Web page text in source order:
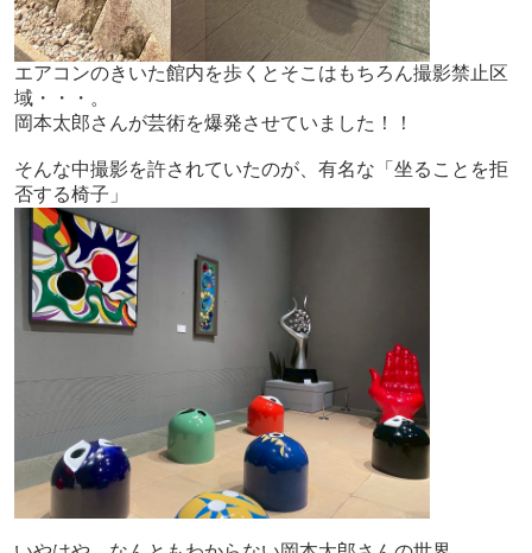
エアコンのきいた館内を歩くとそこはもちろん撮影禁止区
域・・・。
岡本太郎さんが芸術を爆発させていました！！
そんな中撮影を許されていたのが、有名な「坐ることを拒
否する椅子」